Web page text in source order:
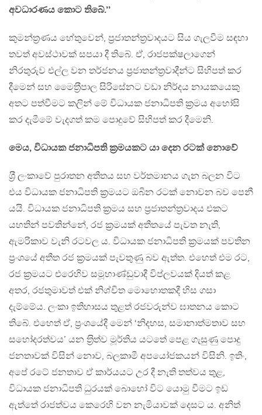
අවධාරණය කොට තිබේ.’’
කුමන්ත‍්‍රණය හේතුවෙන්, ප‍්‍රජාතන්ත‍්‍රවාදයට සිය ගැලවීම සඳහා
තවත් අවස්ථාවක් සපයා දී තිබේ. ඒ, රාජපක්ෂලාගෙන්
නිරතුරුව එල්ල වන තර්ජනය ප‍්‍රජාතන්ත‍්‍රවාදීන්ට සිහිපත් කර
දීමෙන් සහ මෛත‍්‍රීපාල සිරිසේනට වඩා නිර්දය නායකයෙකු
අතට පත්වීමට කලින් මේ විධායක ජනාධිපති ක‍්‍රමය අහෝසි
කර දැමීමේ වැදගත් කම පොදුවේ සිහිපත් කර දීමෙනි.
මෙය, විධායක ජනාධිපති ක‍්‍රමයකට යා දෙන රටක් නොවේ
ශ‍්‍රී ලංකාවේ පුරාතන අතීතය සහ වර්තමානය ගැන බලන විට
එය විධායක ජනාධිපති ක‍්‍රමයට ඔබින රටක් නොවන බව පෙනී
යයි. විධායක ජනාධිපති ක‍්‍රමය සහ ප‍්‍රජාතන්ත‍්‍රවාදය එකට
යහතින් පවතින්නේ, රජ ක‍්‍රමයක් අතීතයේ පැවත නැති,
ඇමරිකාව වැනි රටවල ය. විධායක ජනාධිපති ක‍්‍රමයක් පවතින
ප‍්‍රංශයේ අතීත රජ ක‍්‍රමයක් පැවතුණු බව ඇත්ත. එහෙත් එම රට,
රජ ක‍්‍රමයට එරෙහිව සමූහාණ්ඩුවාදී විප්ලවයක් දියත් කළ
අතර, රජතුමාවත් එක් නිශ්චිත මොහොතකදී හිස ගසා
දැම්මේය. ලංකා ඉතිහාසය තුළත් රජවරුන්ව ඝාතනය කොට
තිබේ. එහෙත් ඒ, ප‍්‍රංශයේදී මෙන් ‘නිදහස, සමානාත්මතාව සහ
සහෝදරත්වය’ යන ත‍්‍රිත්ව මූර්තිය යටතේ පෙළ ගැසුණු පොදු
ජනතාවක් විසින් නොව, බලකාමී අපයෝජකයන් විසිනි. ඉතිං,
අපේ රටේ ජනතාව ඒ කාර්යයට උර දී නැති තත්වය තුළ,
විධායක ජනාධිපති ධුරයක් බොහෝ විට යොමු වීමට ඉඩ
ඇත්තේ රාජත්වය කෙරෙහි වන නැමියාවක් දෙසට ය. අනිත්